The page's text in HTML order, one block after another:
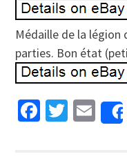
Médaille de la légion
parties. Bon état